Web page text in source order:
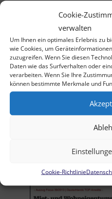
Cookie-
verwalten
Um Ihnen ein optimales Erlebnis zu
wie Cookies, um
zuzugreifen. Wenn Sie diesen
Daten wie das Surfverhalten oder
verarbeiten. Wenn Sie Ihre
können bestimmte Merkmale und
Cookie-Richtlinie
←zurück
Weitere Themen
Deutsche